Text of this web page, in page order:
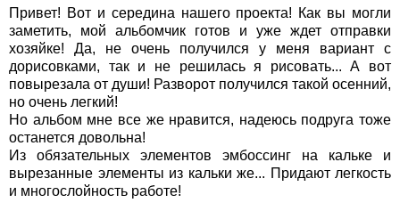
Привет! Вот и середина нашего проекта! Как вы могли
заметить, мой альбомчик готов и уже ждет отправки
хозяйке! Да, не очень получился у меня вариант с
дорисовками, так и не решилась я рисовать... А вот
повырезала от души! Разворот получился такой осенний,
но очень легкий!
Но альбом мне все же нравится, надеюсь подруга тоже
останется довольна!
Из обязательных элементов эмбоссинг на кальке и
вырезанные элементы из кальки же... Придают легкость
и многослойность работе!